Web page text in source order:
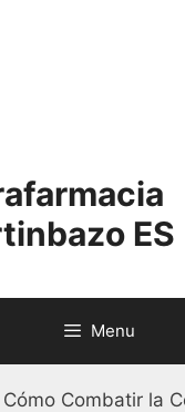
ES
Menu
Cómo Combatir la